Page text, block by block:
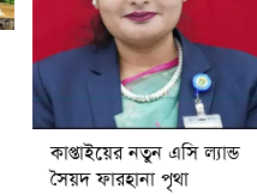
কাপ্তাইয়ের নতুন এসি ল্যান্ড
সৈয়দ ফারহানা পৃথা